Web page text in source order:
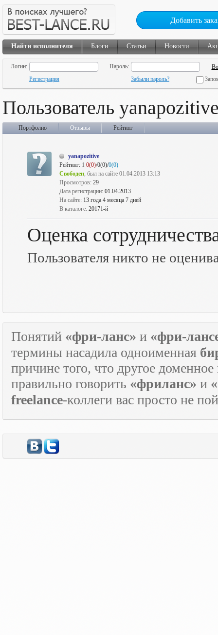
Добавить
Найти исполнителя Блоги Статьи Новости
Логин:
Пароль:
Регистрация
Забыли пароль?
Пользователь
Портфолио Отзывы Рейтинг
yanapozitive
Рейтинг: 1 0(0)/0(0)/0(0)
Свободен, был на сайте 01.04.2013 13:13
Просмотров: 29
Дата регистрации: 01.04.2013
На сайте: 13 года 4 месяца 7 дней
В каталоге: 20171-й
Оценка
Пользователя никто не
Понятий «фри-ланс» и «фри-
термины насадила одноименная
причине того, что другое
правильно говорить «фриланс» и
freelance-коллеги вас просто не